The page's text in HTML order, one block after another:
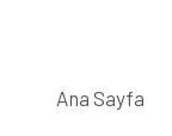
Ana Sayfa